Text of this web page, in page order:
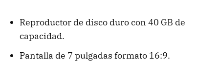
Reproductor de disco duro con 40 GB de
capacidad.
Pantalla de 7 pulgadas formato 16:9.